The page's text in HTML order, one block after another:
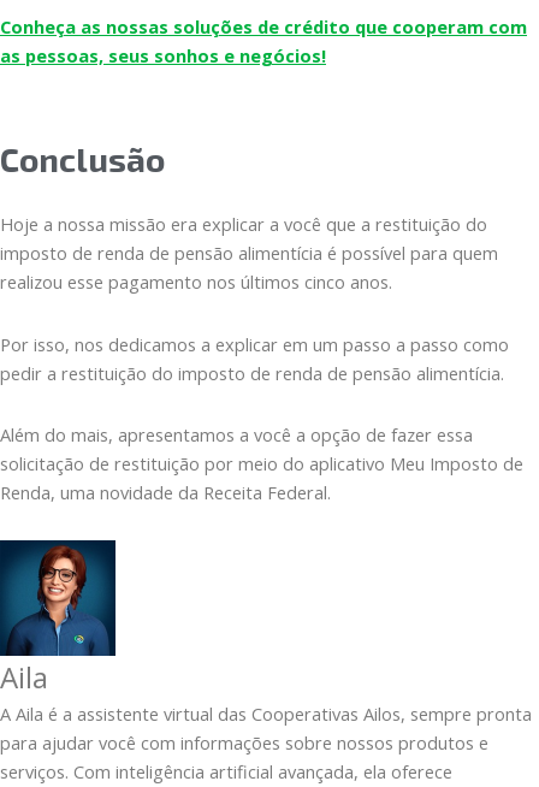
Conheça as nossas soluções de crédito que cooperam com
as pessoas, seus sonhos e negócios!
Conclusão
Hoje a nossa missão era explicar a você que a restituição do
imposto de renda de pensão alimentícia é possível para quem
realizou esse pagamento nos últimos cinco anos.
Por isso, nos dedicamos a explicar em um passo a passo como
pedir a restituição do imposto de renda de pensão alimentícia.
Além do mais, apresentamos a você a opção de fazer essa
solicitação de restituição por meio do aplicativo Meu Imposto de
Renda, uma novidade da Receita Federal.
Aila
A Aila é a assistente virtual das Cooperativas Ailos, sempre pronta
para ajudar você com informações sobre nossos produtos e
serviços. Com inteligência artificial avançada, ela oferece